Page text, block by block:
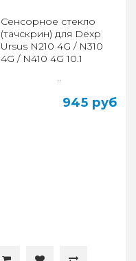
Сенсорное стекло
(тачскрин) для Dexp
Ursus N210 4G / N310
4G / N410 4G 10.1
..
945 руб